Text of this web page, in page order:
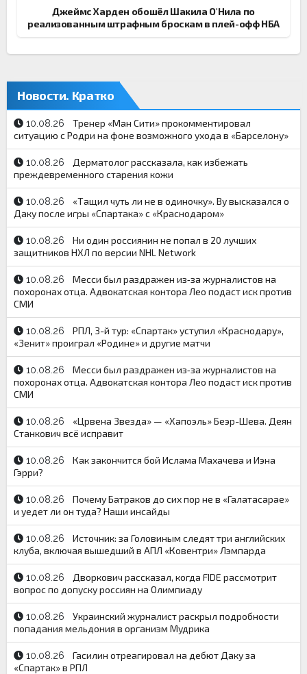
Джеймс Харден обошёл Шакила О'Нила по
реализованным штрафным броскам в плей-офф НБА
Новости. Кратко
10.08.26
Тренер «Ман Сити» прокомментировал
ситуацию с Родри на фоне возможного ухода в «Барселону»
10.08.26
Дерматолог рассказала, как избежать
преждевременного старения кожи
10.08.26
«Тащил чуть ли не в одиночку». Ву высказался о
Даку после игры «Спартака» с «Краснодаром»
10.08.26
Ни один россиянин не попал в 20 лучших
защитников НХЛ по версии NHL Network
10.08.26
Месси был раздражен из‑за журналистов на
похоронах отца. Адвокатская контора Лео подаст иск против
СМИ
10.08.26
РПЛ, 3-й тур: «Спартак» уступил «Краснодару»,
«Зенит» проиграл «Родине» и другие матчи
10.08.26
Месси был раздражен из‑за журналистов на
похоронах отца. Адвокатская контора Лео подаст иск против
СМИ
10.08.26
«Црвена Звезда» — «Хапоэль» Беэр-Шева. Деян
Станкович всё исправит
10.08.26
Как закончится бой Ислама Махачева и Иэна
Гэрри?
10.08.26
Почему Батраков до сих пор не в «Галатасарае»
и уедет ли он туда? Наши инсайды
10.08.26
Источник: за Головиным следят три английских
клуба, включая вышедший в АПЛ «Ковентри» Лэмпарда
10.08.26
Дворкович рассказал, когда FIDE рассмотрит
вопрос по допуску россиян на Олимпиаду
10.08.26
Украинский журналист раскрыл подробности
попадания мельдония в организм Мудрика
10.08.26
Гасилин отреагировал на дебют Даку за
«Спартак» в РПЛ